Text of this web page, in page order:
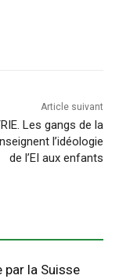
Article suivant
Les gangs de la
l’idéologie
de l’EI aux enfants
par la Suisse